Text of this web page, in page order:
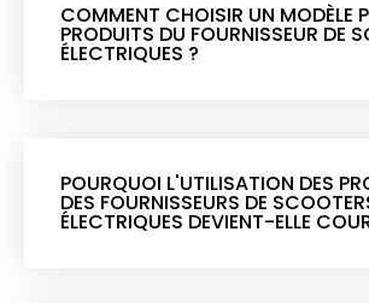
COMMENT CHOISIR UN MODÈLE
PRODUITS DU FOURNISSEUR DE
ÉLECTRIQUES ?
POURQUOI L'UTILISATION DES
DES FOURNISSEURS DE
ÉLECTRIQUES DEVIENT-ELLE